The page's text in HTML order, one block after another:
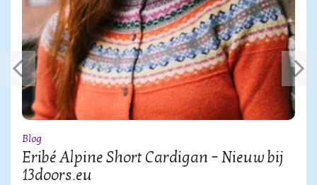
Blog
Eribé Alpine Short Cardigan – Nieuw bij
13doors.eu